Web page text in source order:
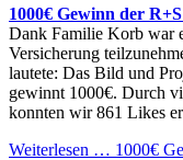
1000€ Gewinn der
Dank Familie Korb war
Versicherung
lautete: Das Bild und
gewinnt 1000€. Durch
konnten wir 861 Likes
Weiterlesen … 1000€